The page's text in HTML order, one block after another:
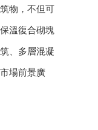
物，不但可
溫復合砌塊
、多層混凝
場前景廣